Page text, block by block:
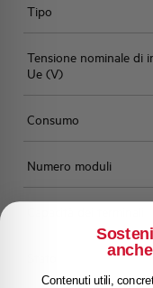
Tipo
Tensione nominale di
Ue (V)
Consumo
Numero moduli
Contenuti utili,